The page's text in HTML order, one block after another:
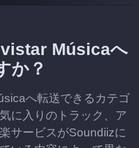
Músicaへ
か？
へ転送できるカテゴ
に入りのトラック、ア
サービスがSoundiizに